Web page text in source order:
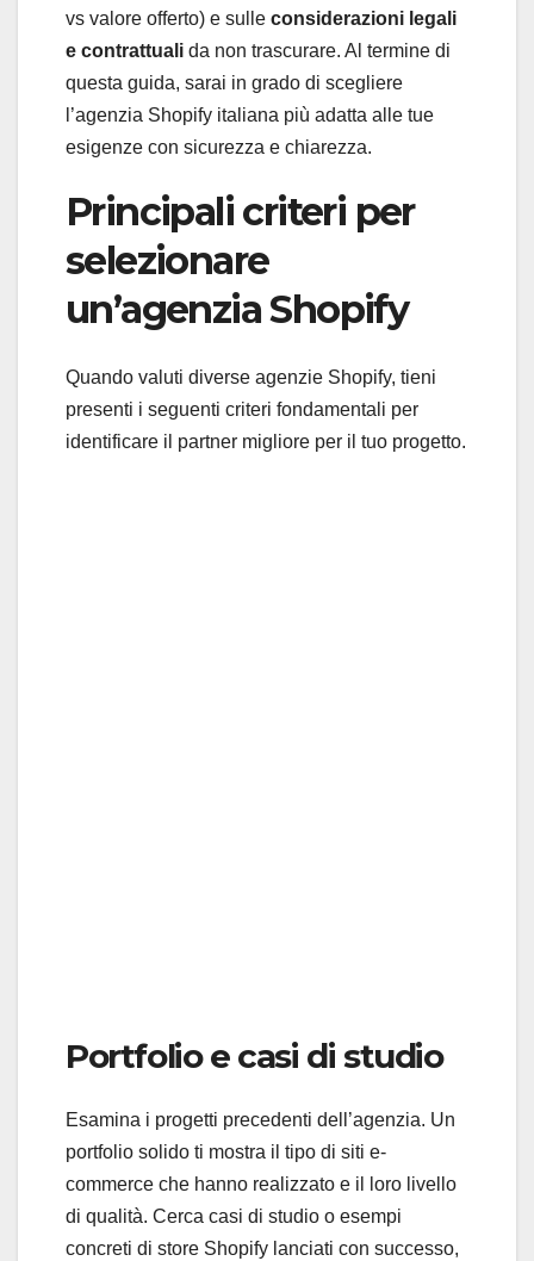
vs valore offerto) e sulle considerazioni legali
e contrattuali da non trascurare. Al termine di
questa guida, sarai in grado di scegliere
l’agenzia Shopify italiana più adatta alle tue
esigenze con sicurezza e chiarezza.
Principali criteri per
selezionare
un’agenzia Shopify
Quando valuti diverse agenzie Shopify, tieni
presenti i seguenti criteri fondamentali per
identificare il partner migliore per il tuo progetto.
Portfolio e casi di studio
Esamina i progetti precedenti dell’agenzia. Un
portfolio solido ti mostra il tipo di siti e-
commerce che hanno realizzato e il loro livello
di qualità. Cerca casi di studio o esempi
concreti di store Shopify lanciati con successo,